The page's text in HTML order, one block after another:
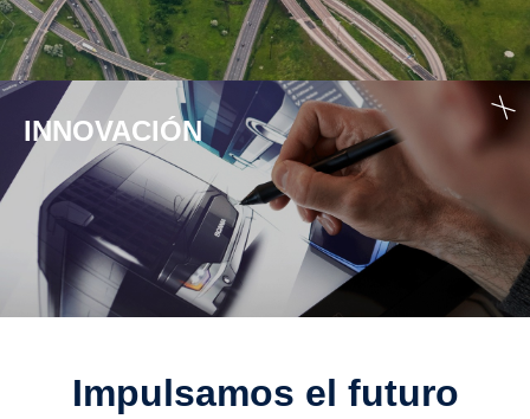
INNOVACIÓN
Impulsamos el futuro